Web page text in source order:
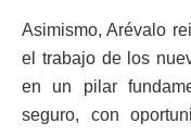
Asimismo, Arévalo
el trabajo de los
en un pilar
seguro, con